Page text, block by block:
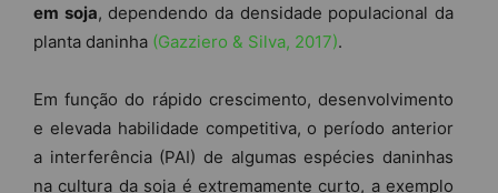
em soja, dependendo da densidade populacional da
planta daninha (Gazziero & Silva, 2017).
Em função do rápido crescimento, desenvolvimento
e elevada habilidade competitiva, o período anterior
a interferência (PAI) de algumas espécies daninhas
na cultura da soja é extremamente curto, a exemplo